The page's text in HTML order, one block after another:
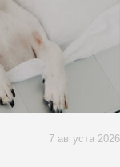
7 августа 2026